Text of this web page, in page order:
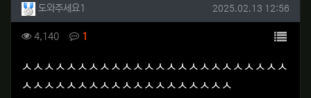
작성자 정보
도와주세요1 작성일
2025.02.13 12:56
컨텐츠 정보
4,140조회 1 목록
본문
ㅅㅅㅅㅅㅅㅅㅅㅅㅅㅅㅅㅅㅅㅅㅅㅅㅅㅅㅅㅅㅅㅅㅅㅅ
ㅅㅅㅅㅅㅅㅅㅅㅅㅅㅅㅅㅅㅅㅅㅅㅅㅅㅅㅅ